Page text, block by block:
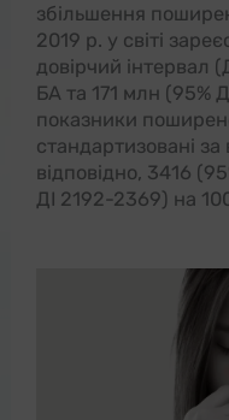
збільшення
2019 р. у світі
довірчий інтервал
БА та 171 млн (95%
показники
стандартизовані за
відповідно, 3416
ДІ 2192-2369) на